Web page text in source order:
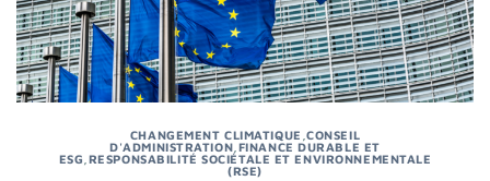
CHANGEMENT CLIMATIQUE ,CONSEIL
D'ADMINISTRATION FINANCE DURABLE ET
ESG RESPONSABILITÉ SOCIÉTALE ET ENVIRONNEMENTALE
(RSE)